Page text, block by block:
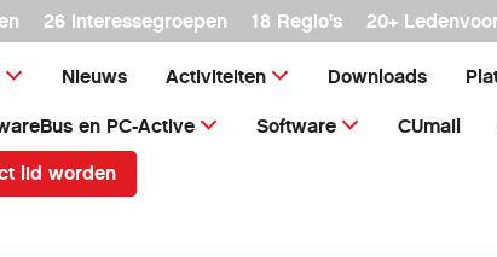
26 interessegroepen 18 Regio's 20+
Nieuws Activiteiten Downloads
en PC-Active Software CUmail
lid worden